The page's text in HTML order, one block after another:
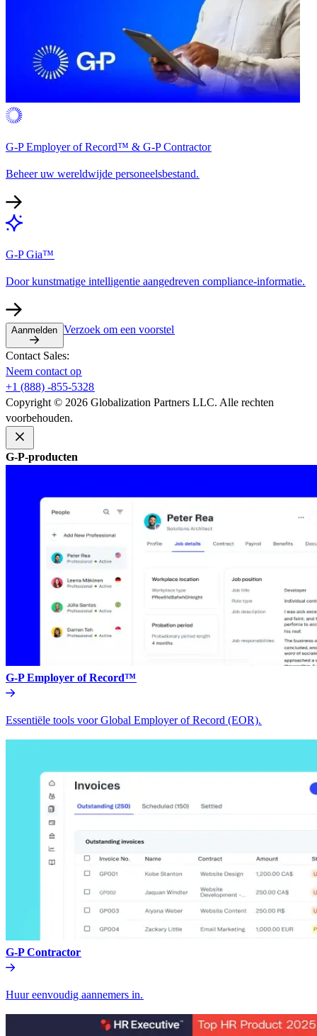
G-P Employer of Record™ & G-P Contractor​​
Beheer uw wereldwijde personeelsbestand.​​
G-P Gia™​​
Door kunstmatige intelligentie aangedreven compliance-informatie.​​
Aanmelden​​ Verzoek om een voorstel​​
Contact Sales:​​
Neem contact op​​
+1 (888) -855-5328​​
Copyright © 2026 Globalization Partners LLC. Alle rechten
voorbehouden.​​
G-P-producten​​
G-P Employer of Record™​​
Essentiële tools voor Global Employer of Record (EOR).​​
G-P Contractor​​
Huur eenvoudig aannemers in.​​